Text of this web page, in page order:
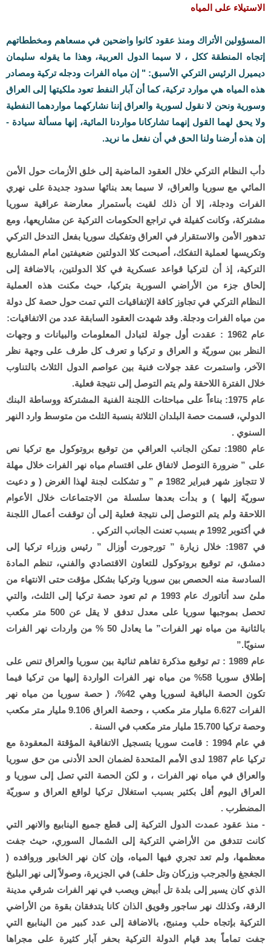
الاستيلاء على المياه
المسؤولين الأتراك ومنذ عقود كانوا واضحين في مسعاهم ومخططاتهم
إتجاه المنطقة ككل ، لا سيما الدول العربية، وهذا ما يقوله سليمان
ديميرل الرئيس التركي الأسبق: " إن مياه الفرات ودجله تركية ومصادر
هذه المياه هي موارد تركية، كما أن آبار النفط تعود ملكيتها إلى العراق
وسورية ونحن لا نقول لسورية والعراق إننا نشاركهما مواردهما النفطية
ولا يحق لهما القول إنهما تشاركانا مواردنا المائية، إنها مسألة سيادة -
إن هذه أرضنا ولنا الحق في أن نفعل ما نريد.
دأب النظام التركي خلال العقود الماضية إلى خلق الأزمات حول الأمن
المائي مع سوريا والعراق، لا سيما بعد بنائها سدود جديدة على نهري
الفرات ودجلة، إلا أن ذلك لقيت بأستمرار معارضة عراقية سوريا
مشتركة، وكانت كفيلة في تراجع الحكومات التركية عن مشاريعها، ومع
تدهور الأمن والاستقرار في العراق وتفكيك سوريا بفعل التدخل التركي
وتكريسها لعملية التفكك، أصبحت كلا الدولتين ضعيفتين امام المشاريع
التركية، إذ أن لتركيا قواعد عسكرية في كلا الدولتين، بالاضافة إلى
إلحاق جزء من الأراضي السورية بتركيا، حيث مكنت هذه العملية
النظام التركي في تجاوز كافة الإتفاقيات التي تمت حول حصة كل دولة
من مياه الفرات ودجلة. وقد شهدت العقود السابقة عدد من الاتفاقيات:
عام 1962 : عقدت أول جولة لتبادل المعلومات والبيانات و وجهات
النظر بين سوريّة و العراق و تركيا و تعرف كل طرف على وجهة نظر
الآخر، واستمرت عقد جولات فنية بين عواصم الدول الثلاث بالتناوب
خلال الفترة اللاحقة ولم يتم التوصل إلى نتيجة فعلية.
عام 1975: بناءاً على مباحثات اللجنة الفنية المشتركة ووساطة البنك
الدولي، قسمت حصة البلدان الثلاثة بنسبة الثلث من متوسط وارد النهر
السنوي .
عام 1980: تمكن الجانب العراقي من توقيع بروتوكول مع تركيا نص
على ” ضرورة التوصل لاتفاق على اقتسام مياه نهر الفرات خلال مهلة
لا تتجاوز شهر فبراير 1982 م ” و تشكلت لجنة لهذا الغرض ( و دعيت
سوريّة إليها ) و بدأت بعدها سلسلة من الاجتماعات خلال الأعوام
اللاحقة ولم يتم التوصل إلى نتيجة فعلية إلى أن توقفت أعمال اللجنة
في أكتوبر 1992 م بسبب تعنت الجانب التركي .
في 1987: خلال زيارة ” تورجورت أوزال ” رئيس وزراء تركيا إلى
دمشق، تم توقيع بروتوكول للتعاون الاقتصادي والفني، تنظم المادة
السادسة منه الحصص بين سوريا وتركيا بشكل مؤقت حتى الانتهاء من
ملئ سد أتاتورك عام 1993 م ثم تعود حصة تركيا إلى الثلث، والتي
تحصل بموجبها سوريا على معدل تدفق لا يقل عن 500 متر مكعب
بالثانية من مياه نهر الفرات” ما يعادل 50 % من واردات نهر الفرات
سنويًا.”
عام 1989 : تم توقيع مذكرة تفاهم ثنائية بين سوريا والعراق تنص على
إطلاق سوريا 58% من مياه نهر الفرات الواردة إليها من تركيا فيما
تكون الحصة الباقية لسوريا وهي 42%، ( حصة سوريا من مياه نهر
الفرات 6.627 مليار متر مكعب ، وحصة العراق 9.106 مليار متر مكعب
وحصة تركيا 15.700 مليار متر مكعب في السنة .
في عام 1994 : قامت سوريا بتسجيل الاتفاقية المؤقتة المعقودة مع
تركيا عام 1987 لدى الأمم المتحدة لضمان الحد الأدنى من حق سوريا
والعراق في مياه نهر الفرات ، و لكن الحصة التي تصل إلى سوريا و
العراق اليوم أقل بكثير بسبب استغلال تركيا لواقع العراق و سوريّة
المضطرب .
- منذ عقود عمدت الدول التركية إلى قطع جميع الينابيع والانهر التي
كانت تتدفق من الأراضي التركية إلى الشمال السوري، حيث جفت
معظمها، ولم تعد تجري فيها المياه، وإن كان نهر الخابور وروافده (
الجغجغ والجرجب وزركان وتل حلف) في الجزيرة، وصولاً إلى نهر البليخ
الذي كان يسير إلى بلدة تل أبيض ويصب في نهر الفرات شرقي مدينة
الرقة، وكذلك نهر ساجور وقويق الذان كانا يتدفقان بقوة من الأراضي
التركية بإتجاه حلب ومنبج، بالاضافة إلى عدد كبير من الينابيع التي
جفت تماماً بعد قيام الدولة التركية بحفر آبار كثيرة على مجراها